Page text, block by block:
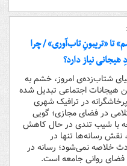
تا «تریبونِ تاب‌آوری» / چرا
هیجانی نیاز دارد؟
شتاب‌زده‌ی امروز، خشم به
هیجانات اجتماعی تبدیل شده
در ترافیک شهری
در فضای مجازی؛ گویی
با شیب تندی در حال کاهش
رسانه‌ها تنها در
خلاصه نمی‌شود؛ رسانه در
روانی جامعه است.